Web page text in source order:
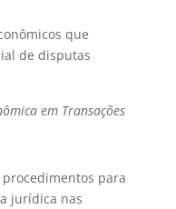
que
de disputas
em Transações
para
jurídica nas